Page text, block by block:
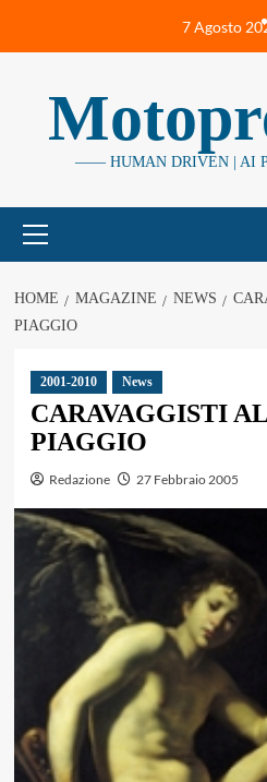
7 Agosto
—— HUMAN DRIVEN | AI
principale
HOME MAGAZINE NEWS
PIAGGIO
2001-2010 News
CARAVAGGISTI
PIAGGIO
Redazione 27 Febbraio 2005